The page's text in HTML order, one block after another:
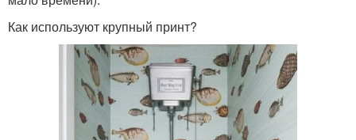
Как используют крупный принт?